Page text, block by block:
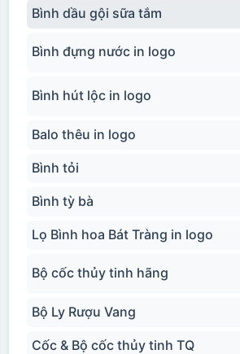
Bình dầu gội sữa tắm
Bình đựng nước in logo
Bình hút lộc in logo
Balo thêu in logo
Bình tỏi
Bình tỳ bà
Lọ Bình hoa Bát Tràng in logo
Bộ cốc thủy tinh hãng
Bộ Ly Rượu Vang
Cốc & Bộ cốc thủy tinh TQ